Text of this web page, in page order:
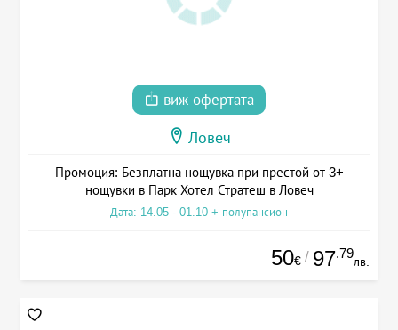
виж офертата
Ловеч
Промоция: Безплатна нощувка при престой от 3+
нощувки в Парк Хотел Стратеш в Ловеч
Дата: 14.05 - 01.10 + полупансион
50€ / 97.79
лв.